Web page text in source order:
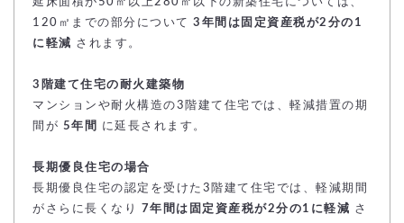
延床面積が50㎡以上280㎡以下の新築住宅については、
120㎡までの部分について 3年間は固定資産税が2分の1
に軽減 されます。
3階建て住宅の耐火建築物
マンションや耐火構造の3階建て住宅では、軽減措置の期
間が 5年間 に延長されます。
長期優良住宅の場合
長期優良住宅の認定を受けた3階建て住宅では、軽減期間
がさらに長くなり
7年間は固定資産税が2分の1に軽減 さ